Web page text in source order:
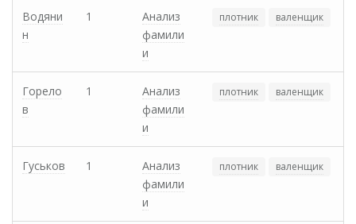
Водяни
н
1
Анализ
фамили
и
плотник валенщик
Горело
в
1
Анализ
фамили
и
плотник валенщик
Гуськов 1
Анализ
фамили
и
плотник валенщик